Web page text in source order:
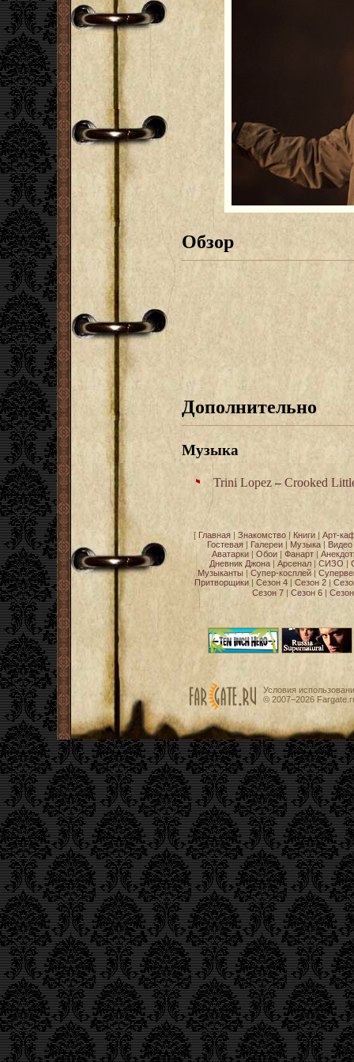
Обзор
Дополнительно
Музыка
Trini Lopez– Crooked
[ Главная| Знакомство| Книги| Арт-
Гостевая | Галереи | Музыка | Видео
Аватарки | Обои | Фанарт |
Дневник Джона| Арсенал| СИЗО |
Музыканты | Супер-косплей |
Притворщики | Сезон 4 | Сезон 2 |
Сезон 7| Сезон 6|
Условия
© 2007−2026